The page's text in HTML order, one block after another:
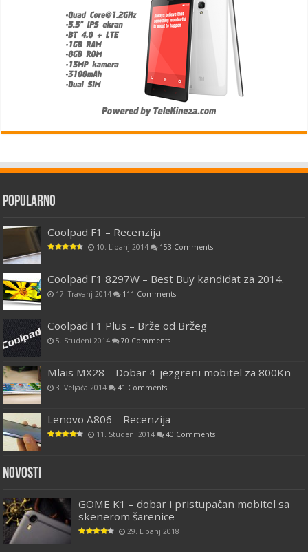
Popularno
Coolpad F1 – Recenzija
10. Lipanj 2014 153 Comments
Coolpad F1 8297W – Best Buy kandidat za 2014.
17. Travanj 2014 111 Comments
Coolpad F1 Plus – Brže od Bržeg
5. Studeni 2014 70 Comments
Mlais MX28 – Dobar 4-jezgreni mobitel za 800Kn
3. Veljača 2014 41 Comments
Lenovo A806 – Recenzija
11. Studeni 2014 40 Comments
Novosti
GOME K1 – dobar i pristupačan mobitel sa
skenerom šarenice
29. Lipanj 2018